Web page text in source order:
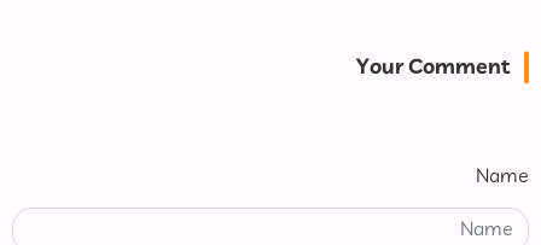
Your Comment
Name